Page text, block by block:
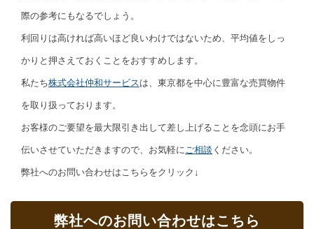
際の参考にもなるでしょう。
利回りは高ければ高いほど良いわけではないため、平均値をしっ
かりと押さえておくことをおすすめします。
私たち株式会社仲和サービス は、東京都を中心に豊富な売買物件
を取り扱っております。
お客様のご要望を最大限引き出して差し上げることを念頭にお手
伝いさせていただきますので、お気軽に ご相談 ください。
弊社へのお問い合わせはこちらをクリック↓
弊社へのお問い合わせはこちら